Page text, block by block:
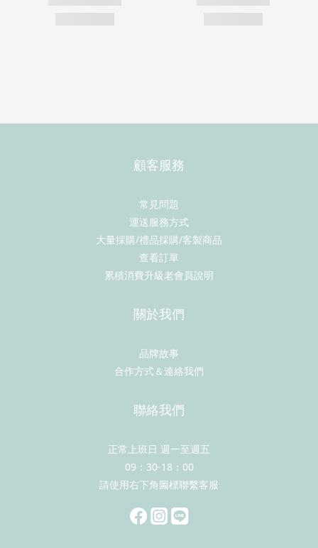
顧客服務
常見問題
運送服務方式
大量採購/禮品採購/客製商品
查看訂單
累積消費升級老會員說明
關於我們
品牌故事
合作方式＆連絡我們
聯絡我們
正常上班日 週一至週五
09：30-18：00
請使用右下角圖標聯繫客服